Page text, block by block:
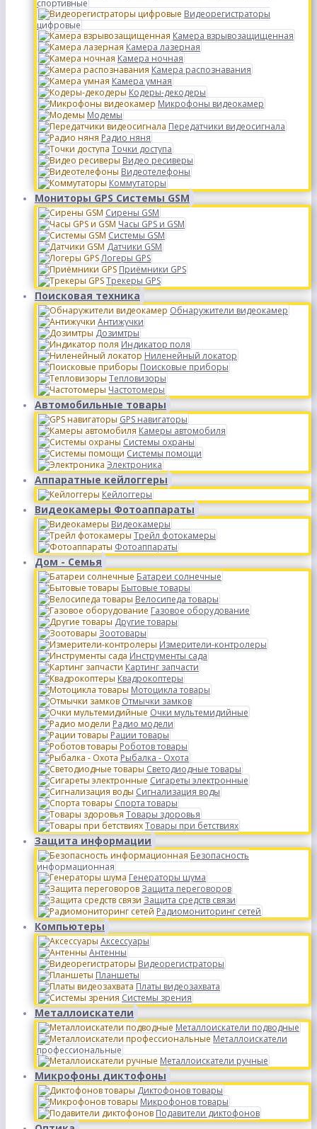
спортивные
Видеорегистраторы
цифровые
Камера взрывозащищенная
Камера лазерная
Камера ночная
Камера распознавания
Камера умная
Кодеры-декодеры
Микрофоны видеокамер
Модемы
Передатчики видеосигнала
Радио няня
Точки доступа
Видео ресиверы
Видеотелефоны
Коммутаторы
Мониторы GPS Системы GSM
Сирены GSM
Часы GPS и GSM
Системы GSM
Датчики GSM
Логеры GPS
Приёмники GPS
Трекеры GPS
Поисковая техника
Обнаружители видеокамер
Антижучки
Дозимтры
Индикатор поля
Ниленейный локатор
Поисковые приборы
Тепловизоры
Частотомеры
Автомобильные товары
GPS навигаторы
Камеры автомобиля
Системы охраны
Системы помощи
Электроника
Аппаратные кейлоггеры
Кейлоггеры
Видеокамеры Фотоаппараты
Видеокамеры
Трейл фотокамеры
Фотоаппараты
Дом - Семья
Батареи солнечные
Бытовые товары
Велосипеда товары
Газовое оборудование
Другие товары
Зоотовары
Измерители-контролеры
Инструменты сада
Картинг запчасти
Квадрокоптеры
Мотоцикла товары
Отмычки замков
Очки мультемидийные
Радио модели
Рации товары
Роботов товары
Рыбалка - Охота
Светодиодные товары
Сигареты электронные
Сигнализация воды
Спорта товары
Товары здоровья
Товары при бетствиях
Защита информации
Безопасность
информационная
Генераторы шума
Защита переговоров
Защита средств связи
Радиомониторинг сетей
Компьютеры
Аксессуары
Антенны
Видеорегистраторы
Планшеты
Платы видеозахвата
Системы зрения
Металлоискатели
Металлоискатели подводные
Металлоискатели
профессиональные
Металлоискатели ручные
Микрофоны диктофоны
Диктофонов товары
Микрофонов товары
Подавители диктофонов